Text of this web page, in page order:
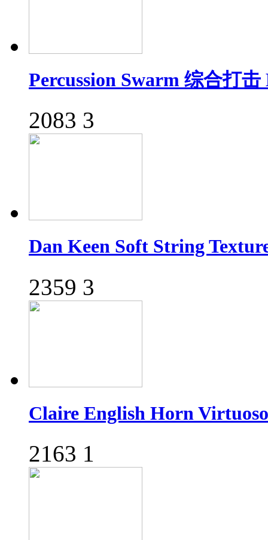
Percussion Swarm 综合打
2083 3
Dan Keen Soft String
2359 3
Claire English Horn
2163 1